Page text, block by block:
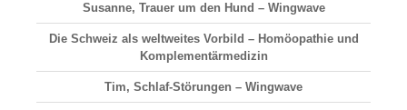
Susanne, Trauer um den Hund – Wingwave
Die Schweiz als weltweites Vorbild – Homöopathie und
Komplementärmedizin
Tim, Schlaf-Störungen – Wingwave